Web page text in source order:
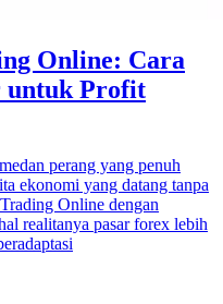
Online: Cara
untuk Profit
perang yang penuh
ekonomi yang datang tanpa
Online dengan
realitanya pasar forex lebih